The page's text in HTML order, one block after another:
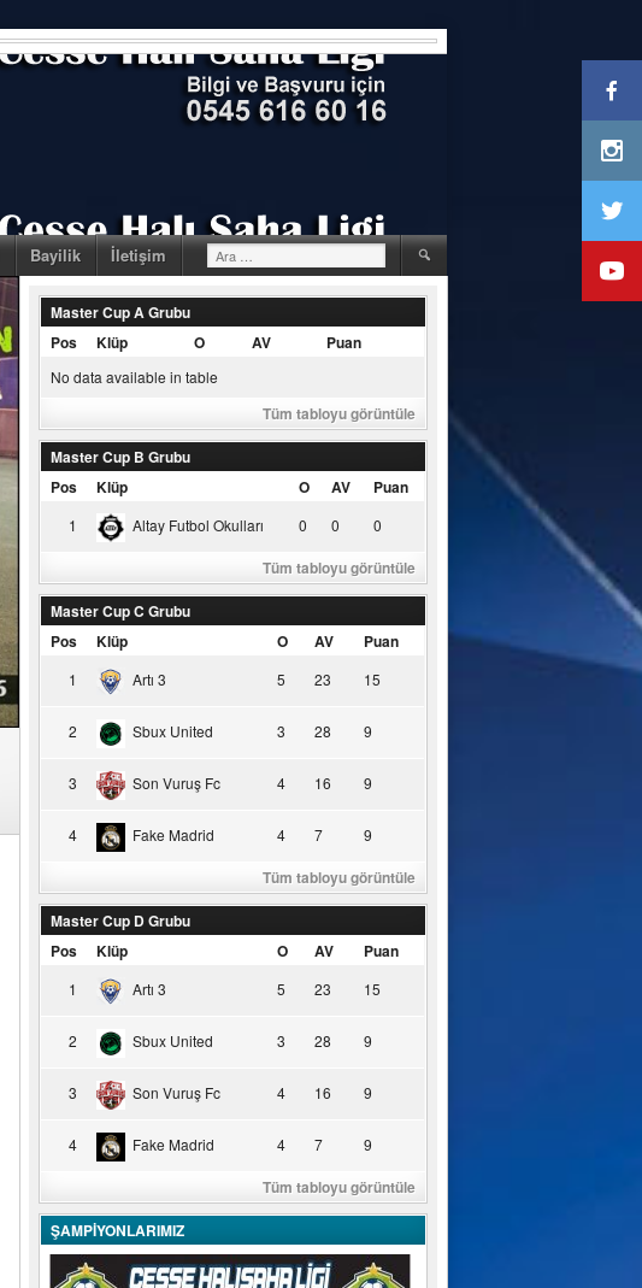
Bayilik İletişim Arama:
Master Cup A Grubu
Pos
Klüp O AV Puan
No data available in table
Tüm tabloyu görüntüle
Master Cup B Grubu
Pos
Klüp O AV Puan
1 Altay Futbol Okulları 0 0 0
Tüm tabloyu görüntüle
Master Cup C Grubu
Pos
Klüp O AV Puan
1 Artı 3 5 23 15
2 Sbux United 3 28 9
3 Son Vuruş Fc 4 16 9
4 Fake Madrid 4 7 9
Tüm tabloyu görüntüle
Master Cup D Grubu
Pos
Klüp O AV Puan
1 Artı 3 5 23 15
2 Sbux United 3 28 9
3 Son Vuruş Fc 4 16 9
4 Fake Madrid 4 7 9
Tüm tabloyu görüntüle
ŞAMPİYONLARIMIZ